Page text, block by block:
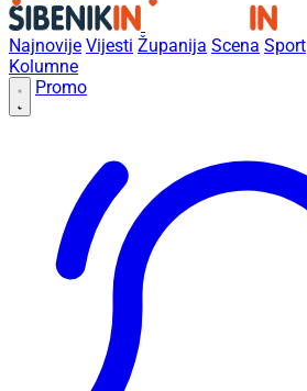
Najnovije Vijesti Županija Scena Sport
Kolumne
Promo